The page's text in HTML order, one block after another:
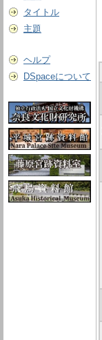
タイトル
主題
ヘルプ
DSpaceについて